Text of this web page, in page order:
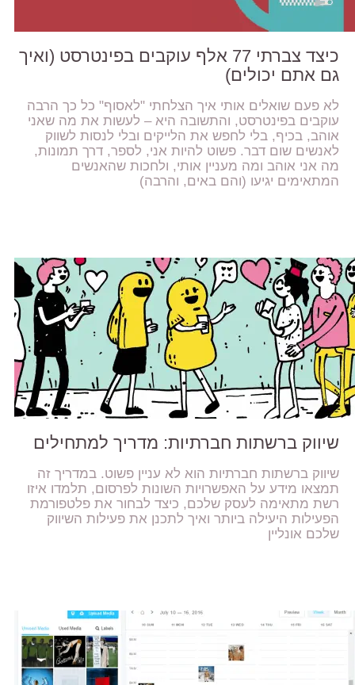
כיצד צברתי 77 אלף עוקבים בפינטרסט (ואיך
גם אתם יכולים)
לא פעם שואלים אותי איך הצלחתי "לאסוף" כל כך הרבה
עוקבים בפינטרסט, והתשובה היא – לעשות את מה שאני
אוהב, בכיף, בלי לחפש את הלייקים ובלי לנסות לשווק
לאנשים שום דבר. פשוט להיות אני, לספר, דרך תמונות,
מה אני אוהב ומה מעניין אותי, ולחכות שהאנשים
המתאימים יגיעו (והם באים, והרבה)
שיווק ברשתות חברתיות: מדריך למתחילים
שיווק ברשתות חברתיות הוא לא עניין פשוט. במדריך זה
תמצאו מידע על האפשרויות השונות לפרסום, תלמדו איזו
רשת מתאימה לעסק שלכם, כיצד לבחור את פלטפורמת
הפעילות היעילה ביותר ואיך לתכנן את פעילות השיווק
שלכם אונליין